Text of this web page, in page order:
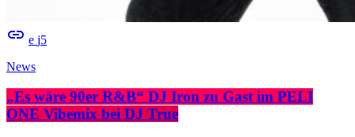
insert_link
5
News
„Es wäre 90er R&B“ DJ Iron zu Gast im PELI
ONE Vibemix bei DJ True